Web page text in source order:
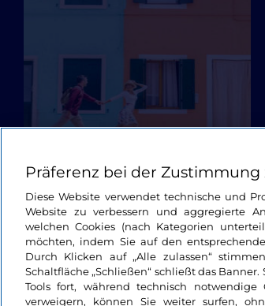
Präferenz bei der
Diese Website verwendet technische und
Website zu verbessern und aggregierte
welchen Cookies (nach Kategorien
möchten, indem Sie auf den
Durch Klicken auf „Alle zulassen“
Schaltfläche „Schließen“ schließt das
Tools fort, während technisch
verweigern, können Sie weiter surfen,